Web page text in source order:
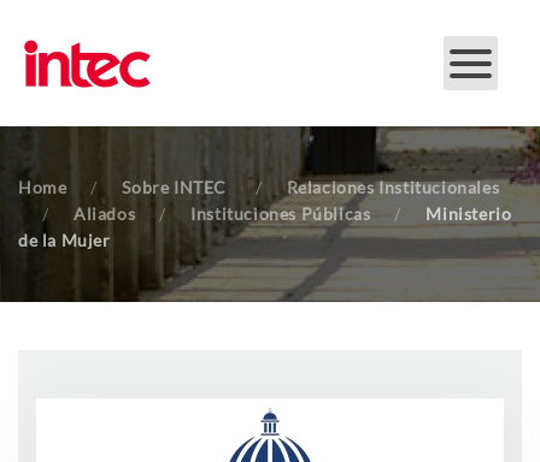
Skip to main content
Home Sobre INTEC
Relaciones Institucionales
Aliados
Instituciones Públicas
Ministerio
de la Mujer